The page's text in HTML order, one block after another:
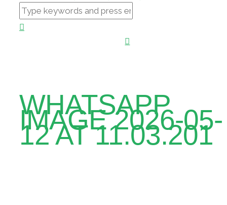
WHATSAPP
IMAGE 2026-05-
12 AT 11.03.201